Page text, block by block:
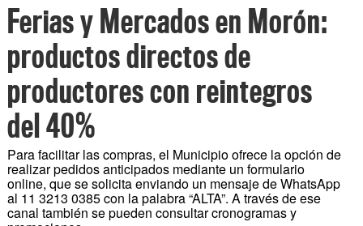
Ferias y Mercados en Morón:
productos directos de
productores con reintegros
del 40%
Para facilitar las compras, el Municipio ofrece la opción de
realizar pedidos anticipados mediante un formulario
online, que se solicita enviando un mensaje de WhatsApp
al 11 3213 0385 con la palabra “ALTA”. A través de ese
canal también se pueden consultar cronogramas y